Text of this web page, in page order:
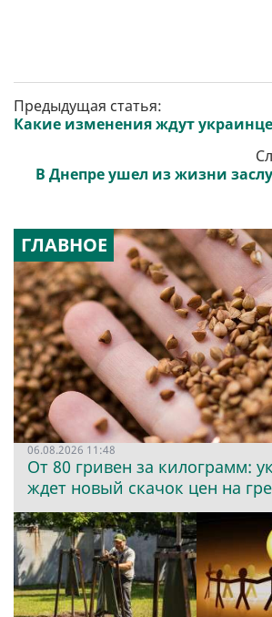
Предыдущая статья:
Какие изменения ждут
В Днепре ушел из жизни
ГЛАВНОЕ
06.08.2026 11:48
От 80 гривен за килограмм:
ждет новый скачок цен на